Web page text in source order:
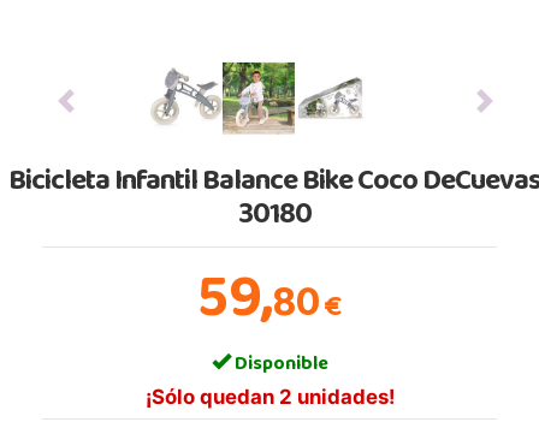
Previous Next
Bicicleta Infantil Balance Bike Coco
30180
59,80€
Disponible
¡Sólo quedan 2 unidades!